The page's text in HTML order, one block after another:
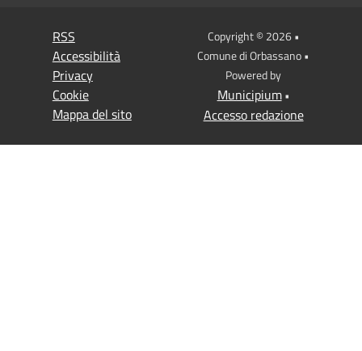
RSS
Accessibilità
Privacy
Cookie
Mappa del sito
Copyright © 2026 •
Comune di Orbassano •
Powered by
Municipium•
Accesso redazione